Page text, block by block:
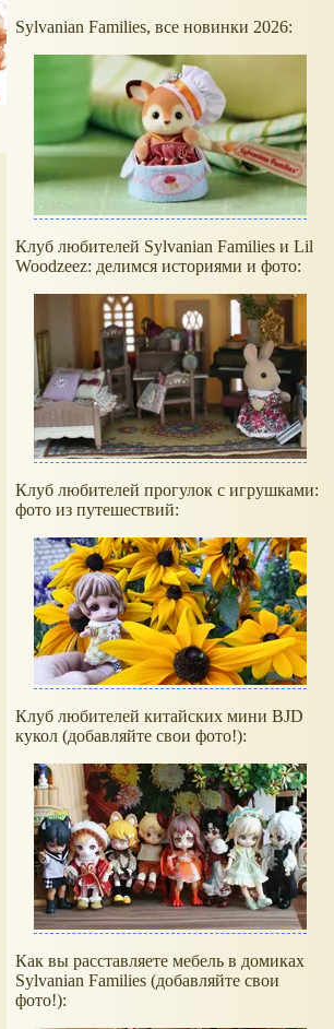
Sylvanian Families, все новинки 2026:
Клуб любителей Sylvanian Families и Lil
Woodzeez: делимся историями и фото:
Клуб любителей прогулок с игрушками:
фото из путешествий:
Клуб любителей китайских мини BJD
кукол (добавляйте свои фото!):
Как вы расставляете мебель в домиках
Sylvanian Families (добавляйте свои
фото!):